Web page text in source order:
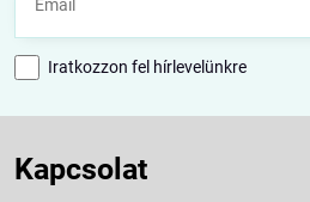
Iratkozzon fel hírlevelünkre
Kapcsolat